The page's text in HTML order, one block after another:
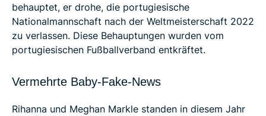
behauptet, er drohe, die portugiesische
Nationalmannschaft nach der Weltmeisterschaft 2022
zu verlassen. Diese Behauptungen wurden vom
portugiesischen Fußballverband entkräftet.
Vermehrte Baby-Fake-News
Rihanna und Meghan Markle standen in diesem Jahr